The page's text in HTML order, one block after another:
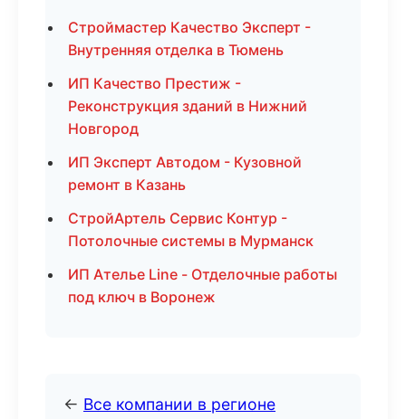
Строймастер Качество Эксперт -
Внутренняя отделка в Тюмень
ИП Качество Престиж -
Реконструкция зданий в Нижний
Новгород
ИП Эксперт Автодом - Кузовной
ремонт в Казань
СтройАртель Сервис Контур -
Потолочные системы в Мурманск
ИП Ателье Line - Отделочные работы
под ключ в Воронеж
← Все компании в регионе